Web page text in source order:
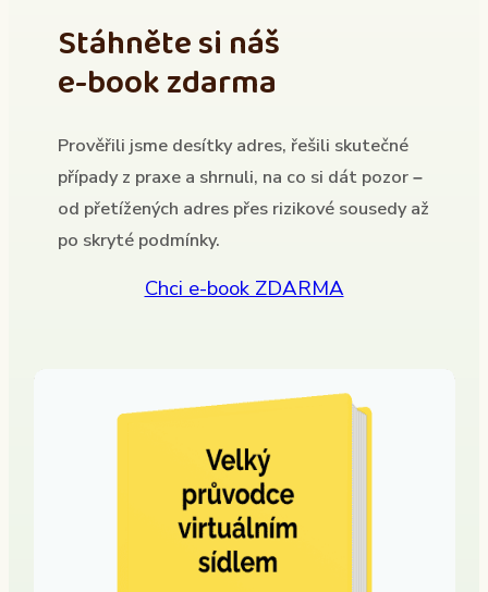
Stáhněte si náš
e-book zdarma
Prověřili jsme desítky adres, řešili skutečné
případy z praxe a shrnuli, na co si dát pozor –
od přetížených adres přes rizikové sousedy až
po skryté podmínky.
Chci e-book ZDARMA